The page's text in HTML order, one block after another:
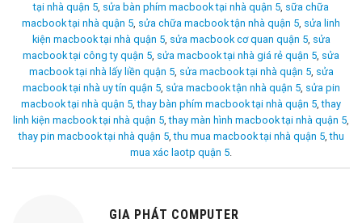
tại nhà quận 5, sửa bàn phím macbook tại nhà quận 5, sữa chữa
macbook tại nhà quận 5, sửa chữa macbook tận nhà quận 5, sửa linh
kiện macbook tại nhà quận 5, sửa macbook cơ quan quận 5, sửa
macbook tại công ty quận 5, sửa macbook tại nhà giá rẻ quận 5, sửa
macbook tại nhà lấy liền quận 5, sửa macbook tại nhà quận 5, sửa
macbook tại nhà uy tín quận 5, sửa macbook tận nhà quận 5, sửa pin
macbook tại nhà quận 5,thay bàn phím macbook tại nhà quận 5,thay
linh kiện macbook tại nhà quận 5,thay màn hình macbook tại nhà quận 5,
thay pin macbook tại nhà quận 5,thu mua macbook tại nhà quận 5,thu
mua xác laotp quận 5.
GIA PHÁT COMPUTER